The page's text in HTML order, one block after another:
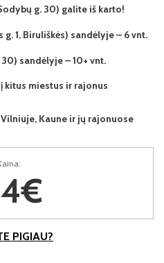
g. 30) galite iš karto!
g. 1, Biruliškės) sandėlyje – 6 vnt.
sandėlyje – 10+ vnt.
kitus miestus ir rajonus
Kaune ir jų rajonuose
PIGIAU?